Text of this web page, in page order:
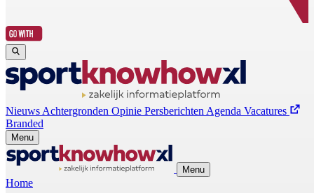
Nieuws Achtergronden Opinie Persberichten Agenda Vacatures
Branded
Menu
Menu
Home